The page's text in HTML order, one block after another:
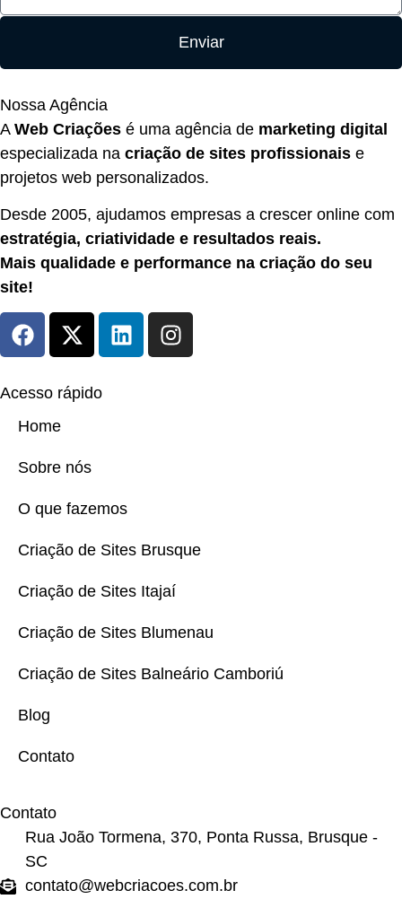
Enviar
Nossa Agência
A Web Criações é uma agência de marketing digital
especializada na criação de sites profissionais e
projetos web personalizados.
Desde 2005, ajudamos empresas a crescer online com
estratégia, criatividade e resultados reais.
Mais qualidade e performance na criação do seu
site!
Acesso rápido
Home
Sobre nós
O que fazemos
Criação de Sites Brusque
Criação de Sites Itajaí
Criação de Sites Blumenau
Criação de Sites Balneário Camboriú
Blog
Contato
Contato
Rua João Tormena, 370, Ponta Russa, Brusque -
SC
contato@webcriacoes.com.br